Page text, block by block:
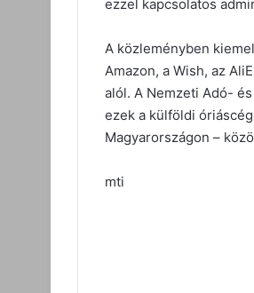
ezzel kapcsolatos
A közleményben
Amazon, a Wish, az
alól. A Nemzeti Adó-
ezek a külföldi
Magyarországon –
mti